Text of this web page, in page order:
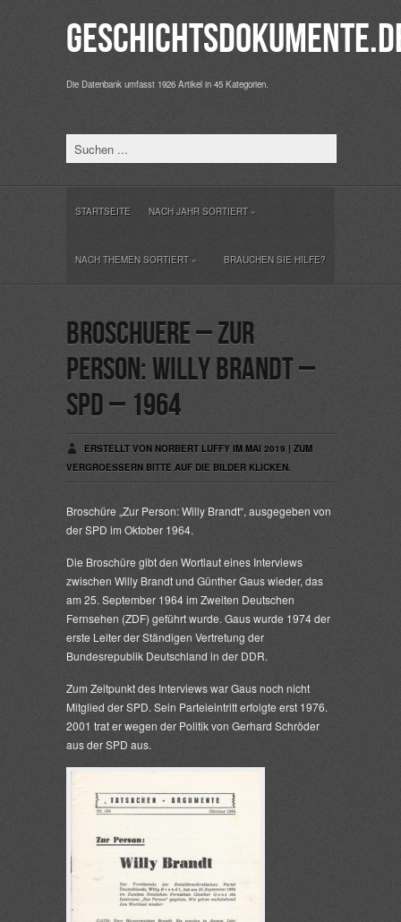
Die Datenbank umfasst 1926 Artikel in 45 Kategorien.
STARTSEITE NACH JAHR SORTIERT»
NACH THEMEN SORTIERT» BRAUCHEN SIE HILFE?
Broschuere – Zur
Person: Willy Brandt –
SPD – 1964
ERSTELLT VON NORBERT LUFFY IM MAI 2019 | ZUM
VERGROESSERN BITTE AUF DIE BILDER KLICKEN.
Broschüre „Zur Person: Willy Brandt“, ausgegeben von
der SPD im Oktober 1964.
Die Broschüre gibt den Wortlaut eines Interviews
zwischen Willy Brandt und Günther Gaus wieder, das
am 25. September 1964 im Zweiten Deutschen
Fernsehen (ZDF) geführt wurde. Gaus wurde 1974 der
erste Leiter der Ständigen Vertretung der
Bundesrepublik Deutschland in der DDR.
Zum Zeitpunkt des Interviews war Gaus noch nicht
Mitglied der SPD. Sein Parteieintritt erfolgte erst 1976.
2001 trat er wegen der Politik von Gerhard Schröder
aus der SPD aus.